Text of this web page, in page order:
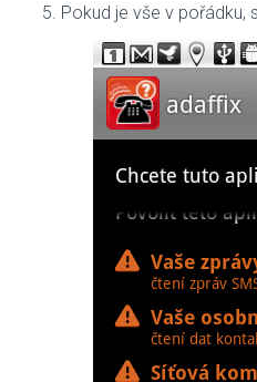
Pokud je vše v pořádku,